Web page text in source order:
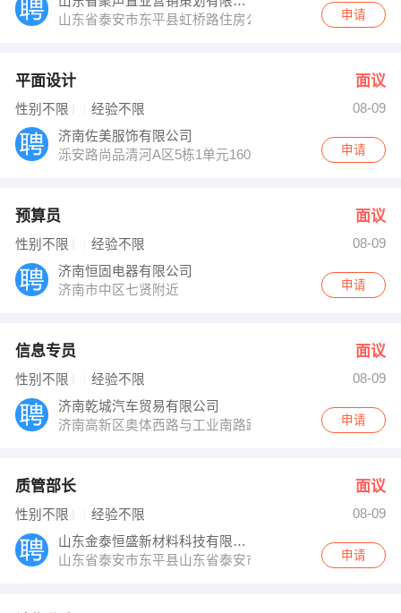
山东省泰安市东平县虹桥路住房公积金大厅对面申请
平面设计 面议
性别不限 经验不限
08-09
济南佐美服饰有限公司
泺安路尚品清河A区5栋1单元1601
申请
预算员 面议
性别不限 经验不限
08-09
济南恒固电器有限公司
济南市中区七贤附近
申请
信息专员 面议
性别不限 经验不限
08-09
济南乾城汽车贸易有限公司
济南高新区奥体西路与工业南路路口向北200米
申请
质管部长 面议
性别不限 经验不限
08-09
山东金泰恒盛新材料科技有限公司
山东省泰安市东平县山东省泰安市东平县
申请